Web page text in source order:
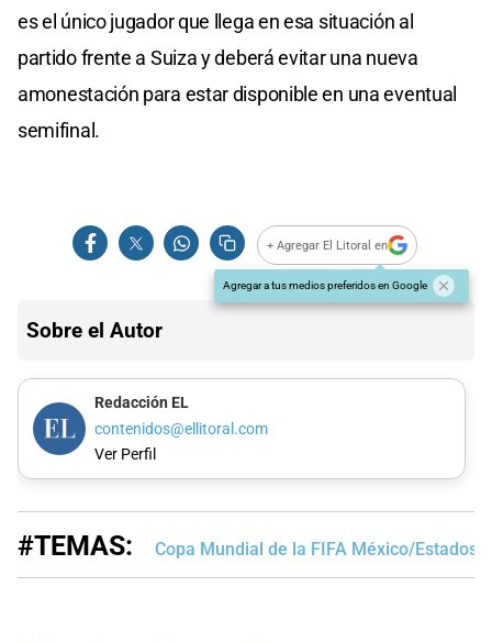
es el único jugador que llega en esa situación al
partido frente a Suiza y deberá evitar una nueva
amonestación para estar disponible en una eventual
semifinal.
+ Agregar El Litoral en
Agregar a tus medios preferidos en Google
Sobre el Autor
Redacción EL
contenidos@ellitoral.com
Ver Perfil
#TEMAS: Copa Mundial de la FIFA México/Estados